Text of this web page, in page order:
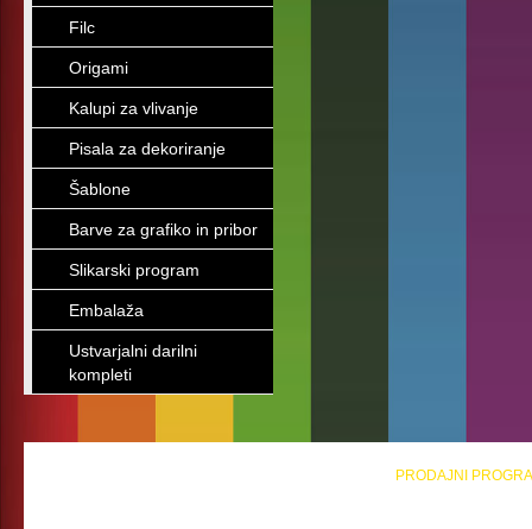
Filc
Origami
Kalupi za vlivanje
Pisala za dekoriranje
Šablone
Barve za grafiko in pribor
Slikarski program
Embalaža
Ustvarjalni darilni
kompleti
PRODAJNI